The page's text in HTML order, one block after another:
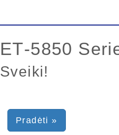
Sveiki!
Pradėti »